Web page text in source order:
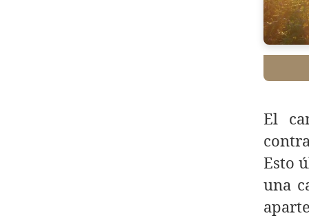
El
Esto
una